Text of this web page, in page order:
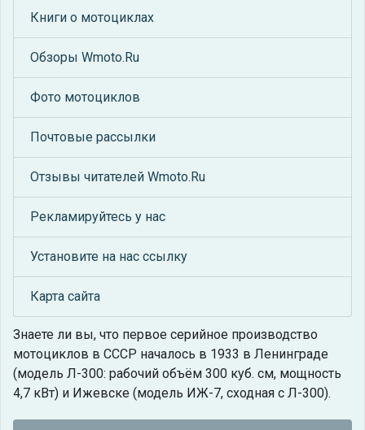
Книги о мотоциклах
Обзоры Wmoto.Ru
Фото мотоциклов
Почтовые рассылки
Отзывы читателей Wmoto.Ru
Рекламируйтесь у нас
Установите на нас ссылку
Карта сайта
Знаете ли вы, что первое серийное производство
мотоциклов в СССР началось в 1933 в Ленинграде
(модель Л-300: рабочий объём 300 куб. см, мощность
4,7 кВт) и Ижевске (модель ИЖ-7, сходная с Л-300).